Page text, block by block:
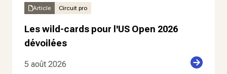
Article Circuit pro
Les wild-cards pour l'US Open 2026
dévoilées
5 août 2026